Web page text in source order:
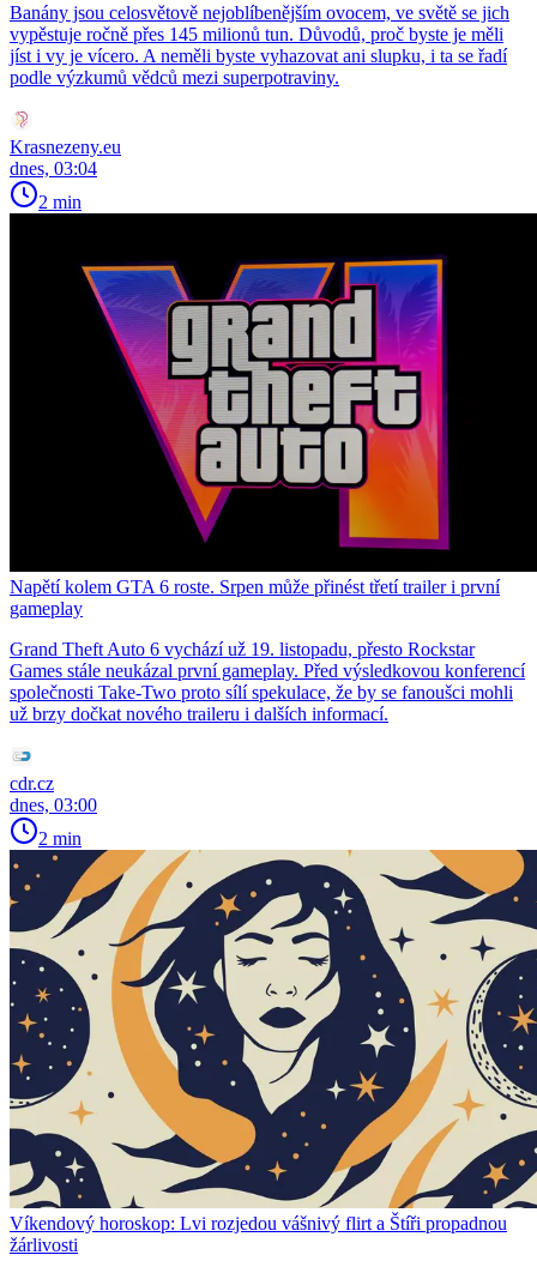
Banány jsou celosvětově nejoblíbenějším ovocem, ve světě se jich
vypěstuje ročně přes 145 milionů tun. Důvodů, proč byste je měli
jíst i vy je vícero. A neměli byste vyhazovat ani slupku, i ta se řadí
podle výzkumů vědců mezi superpotraviny.
Krasnezeny.eu
dnes, 03:04
2 min
Napětí kolem GTA 6 roste. Srpen může přinést třetí trailer i první
gameplay
Grand Theft Auto 6 vychází už 19. listopadu, přesto Rockstar
Games stále neukázal první gameplay. Před výsledkovou konferencí
společnosti Take-Two proto sílí spekulace, že by se fanoušci mohli
už brzy dočkat nového traileru i dalších informací.
cdr.cz
dnes, 03:00
2 min
Víkendový horoskop: Lvi rozjedou vášnivý flirt a Štíři propadnou
žárlivosti